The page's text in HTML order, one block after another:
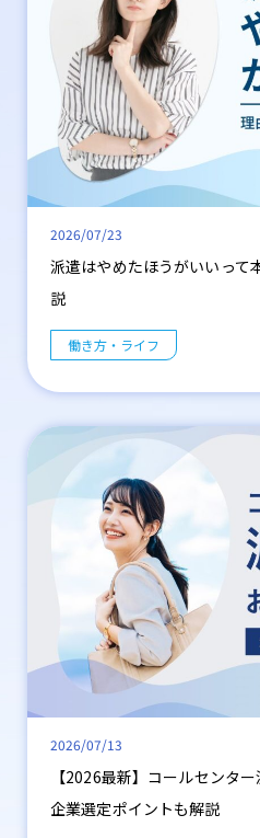
2026/07/23
派遣はやめたほうがいいって
説
働き方・ライフ
2026/07/13
【2026最新】コールセンタ
企業選定ポイントも解説